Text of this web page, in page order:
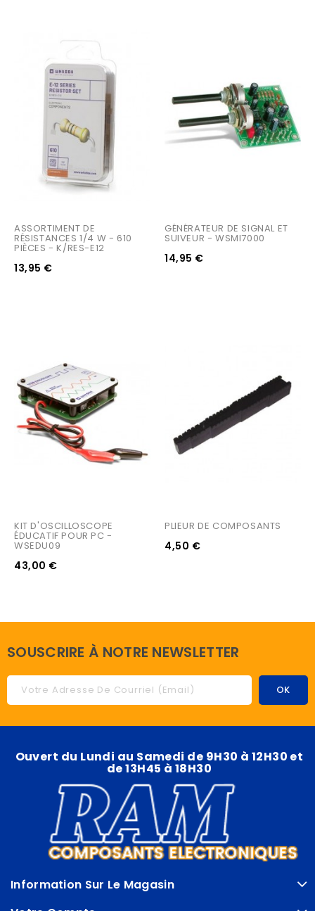
ASSORTIMENT DE
RÉSISTANCES 1/4 W - 610
PIÈCES - K/RES-E12
13,95 €
GÉNÉRATEUR DE SIGNAL ET
SUIVEUR - WSMI7000
14,95 €
KIT D'OSCILLOSCOPE
ÉDUCATIF POUR PC -
WSEDU09
43,00 €
PLIEUR DE COMPOSANTS
4,50 €
SOUSCRIRE À NOTRE NEWSLETTER
Ouvert du Lundi au Samedi de 9H30 à 12H30 et
de 13H45 à 18H30
Information Sur Le Magasin